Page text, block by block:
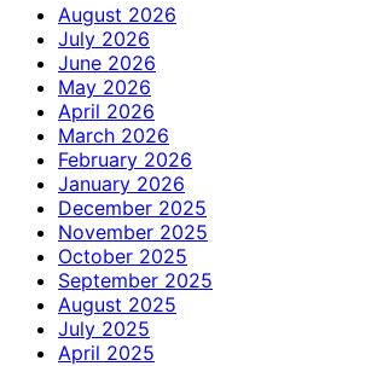
August 2026
July 2026
June 2026
May 2026
April 2026
March 2026
February 2026
January 2026
December 2025
November 2025
October 2025
September 2025
August 2025
July 2025
April 2025